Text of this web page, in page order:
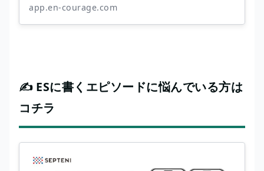
app.en-courage.com
✍️ ESに書くエピソードに悩んでいる方は
コチラ